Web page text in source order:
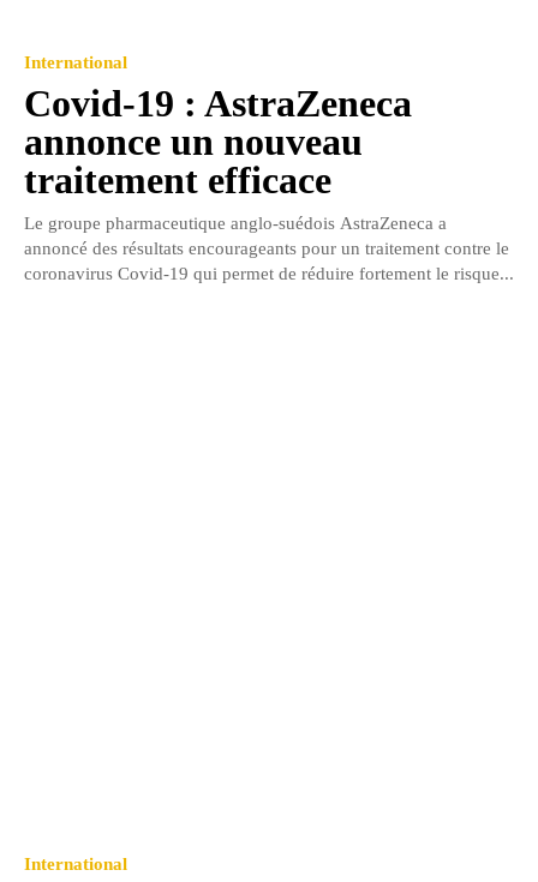
International
Covid-19 : AstraZeneca
annonce un nouveau
traitement efficace
Le groupe pharmaceutique anglo-suédois AstraZeneca a
annoncé des résultats encourageants pour un traitement contre le
coronavirus Covid-19 qui permet de réduire fortement le risque...
International